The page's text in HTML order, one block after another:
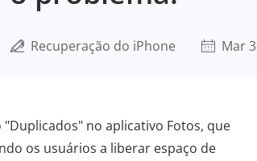
Recuperação do iPhone Mar
no aplicativo Fotos, que
os usuários a liberar espaço de